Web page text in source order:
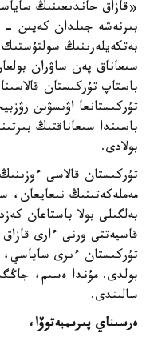
«قازاق حاندىعىنىڭ
بىرنەشە جىلدان كەيىن -
بەتكەيلەرىنىڭ سولتۇستىك
باستاپ تۇركىستان
باسىندا سىعاناقتىڭ
بولادى.
تۇركىستان قالاسى
مەملەكەتىنىڭ نىعايعان،
بەلگىلى بولا باستاعان
قاسيەتتى ورنى ءارى
تۇركىستان ءىرى ساياسي،
بولدى. مۇندا ەسىم،
سالىندى.
ەرسىناي پىرىمبەتوۆا،